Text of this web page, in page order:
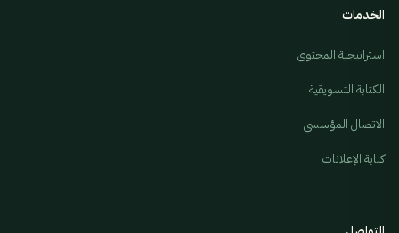
الخدمات
استراتيجية المحتوى
الكتابة التسويقية
الاتصال المؤسسي
كتابة الإعلانات